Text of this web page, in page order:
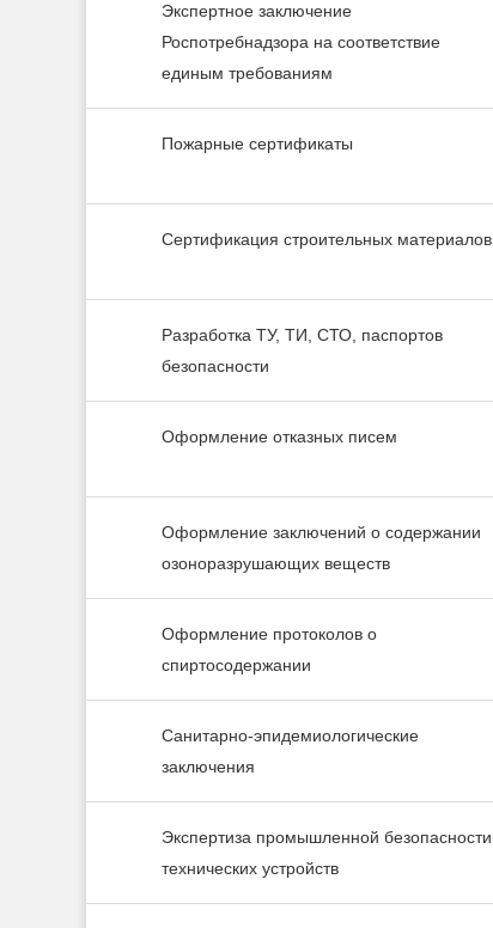
Экспертное заключение
Роспотребнадзора на соответствие
единым требованиям
Пожарные сертификаты
Сертификация строительных материалов
Разработка ТУ, ТИ, СТО, паспортов
безопасности
Оформление отказных писем
Оформление заключений о содержании
озоноразрушающих веществ
Оформление протоколов о
спиртосодержании
Санитарно-эпидемиологические
заключения
Экспертиза промышленной безопасности
технических устройств